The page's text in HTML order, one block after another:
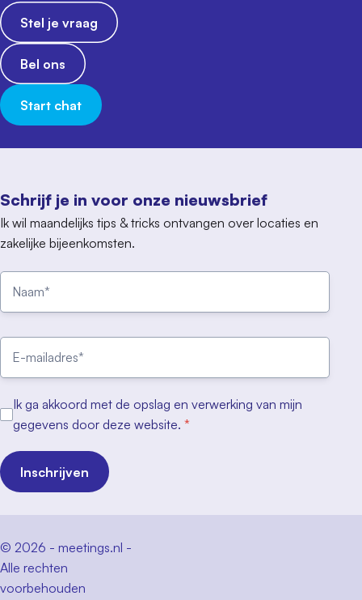
Schrijf je in voor onze nieuwsbrief
Ik wil maandelijks tips & tricks ontvangen over locaties en
zakelijke bijeenkomsten.
Ik ga akkoord met de opslag en verwerking van mijn
gegevens door deze website. *
Inschrijven
Stel je vraag
Bel ons
Start chat
© 2026 - meetings.nl -
Alle rechten
voorbehouden